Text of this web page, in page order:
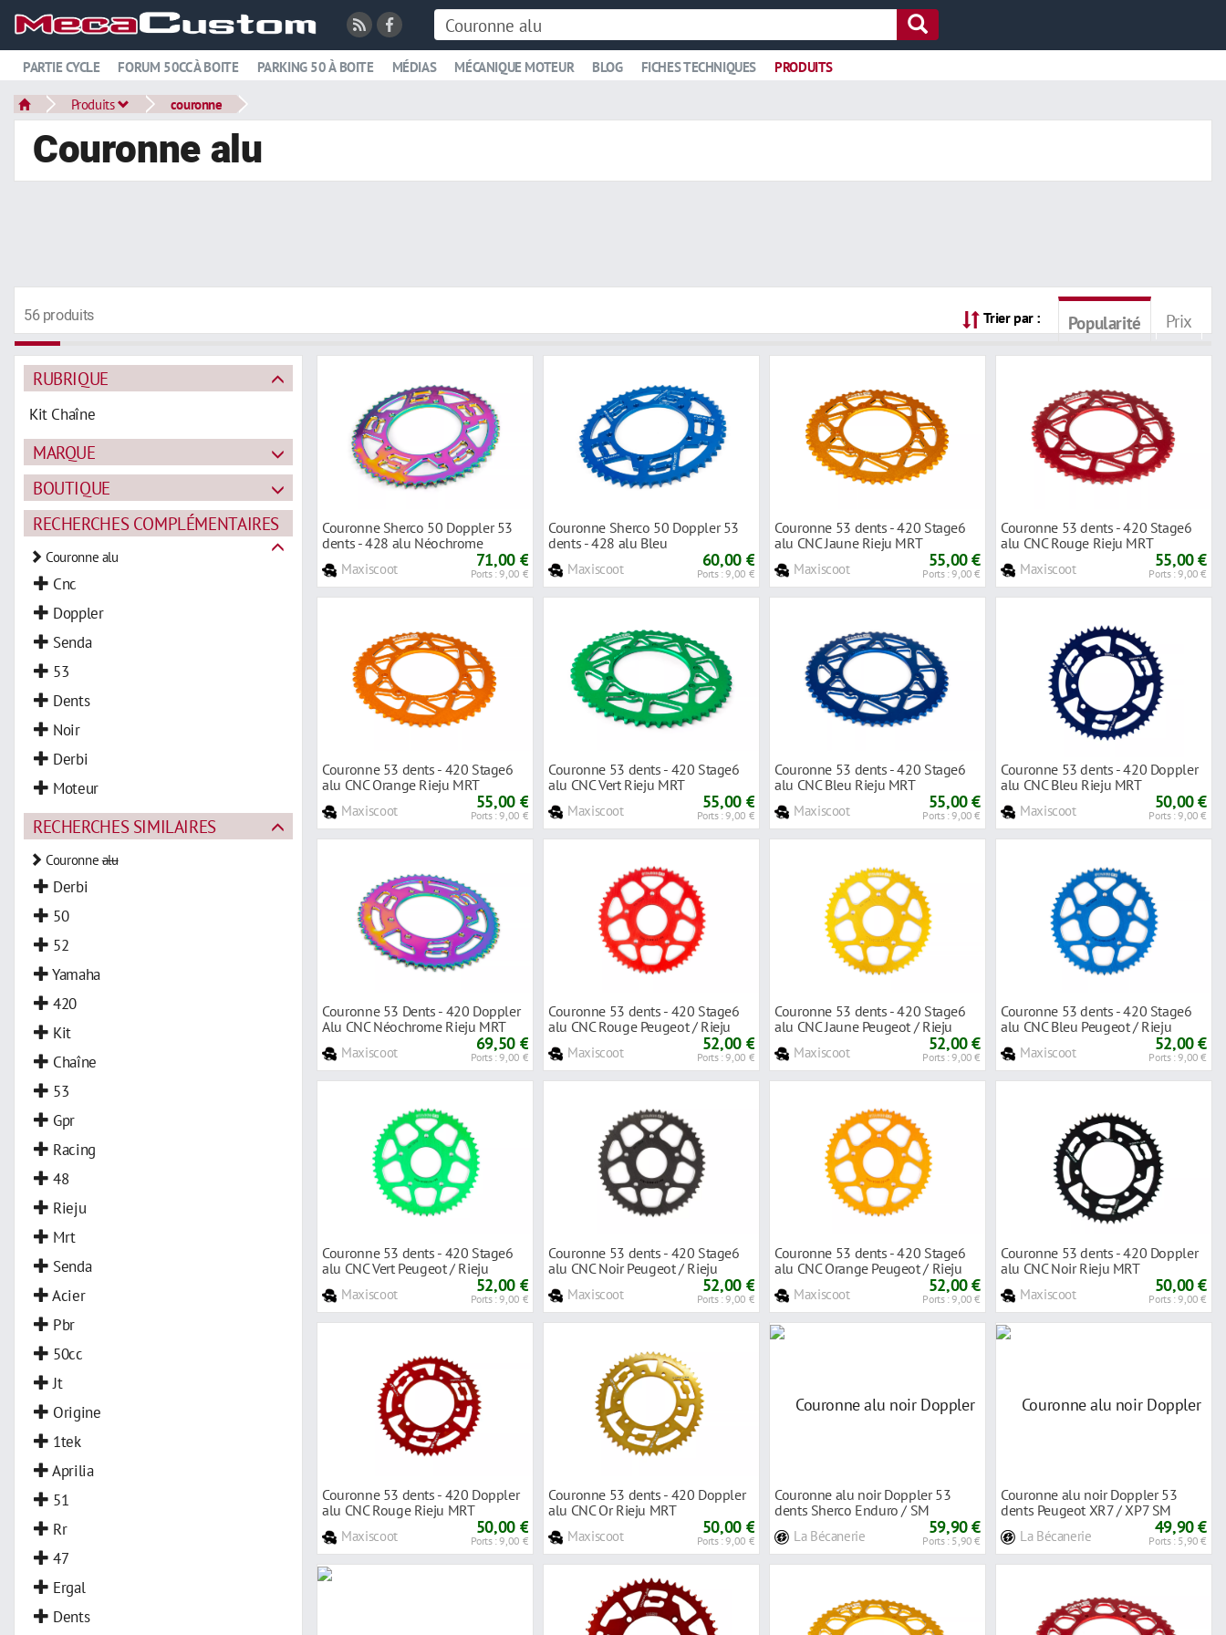
PARTIE CYCLE FORUM 50CC À BOITE PARKING 50 À BOITE MÉDIAS MÉCANIQUE MOTEUR BLOG FICHES TECHNIQUES PRODUITS
Produits couronne
Couronne alu
56 produits Trier par : Popularité Prix
RUBRIQUE
Kit Chaîne
MARQUE
BOUTIQUE
RECHERCHES COMPLÉMENTAIRES
Couronne alu
Cnc
Doppler
Senda
53
Dents
Noir
Derbi
Moteur
RECHERCHES SIMILAIRES
Couronnealu
Derbi
50
52
Yamaha
420
Kit
Chaîne
53
Gpr
Racing
48
Rieju
Mrt
Senda
Acier
Pbr
50cc
Jt
Origine
1tek
Aprilia
51
Rr
47
Ergal
Dents
Couronne Sherco 50 Doppler 53
dents - 428 alu Néochrome
Maxiscoot 71,00 €
Ports : 9,00 €
Couronne Sherco 50 Doppler 53
dents - 428 alu Bleu
Maxiscoot 60,00 €
Ports : 9,00 €
Couronne 53 dents - 420 Stage6
alu CNC Jaune Rieju MRT
Maxiscoot 55,00 €
Ports : 9,00 €
Couronne 53 dents - 420 Stage6
alu CNC Rouge Rieju MRT
Maxiscoot 55,00 €
Ports : 9,00 €
Couronne 53 dents - 420 Stage6
alu CNC Orange Rieju MRT
Maxiscoot 55,00 €
Ports : 9,00 €
Couronne 53 dents - 420 Stage6
alu CNC Vert Rieju MRT
Maxiscoot 55,00 €
Ports : 9,00 €
Couronne 53 dents - 420 Stage6
alu CNC Bleu Rieju MRT
Maxiscoot 55,00 €
Ports : 9,00 €
Couronne 53 dents - 420 Doppler
alu CNC Bleu Rieju MRT
Maxiscoot 50,00 €
Ports : 9,00 €
Couronne 53 Dents - 420 Doppler
Alu CNC Néochrome Rieju MRT
Maxiscoot 69,50 €
Ports : 9,00 €
Couronne 53 dents - 420 Stage6
alu CNC Rouge Peugeot / Rieju
Maxiscoot 52,00 €
Ports : 9,00 €
Couronne 53 dents - 420 Stage6
alu CNC Jaune Peugeot / Rieju
Maxiscoot 52,00 €
Ports : 9,00 €
Couronne 53 dents - 420 Stage6
alu CNC Bleu Peugeot / Rieju
Maxiscoot 52,00 €
Ports : 9,00 €
Couronne 53 dents - 420 Stage6
alu CNC Vert Peugeot / Rieju
Maxiscoot 52,00 €
Ports : 9,00 €
Couronne 53 dents - 420 Stage6
alu CNC Noir Peugeot / Rieju
Maxiscoot 52,00 €
Ports : 9,00 €
Couronne 53 dents - 420 Stage6
alu CNC Orange Peugeot / Rieju
Maxiscoot 52,00 €
Ports : 9,00 €
Couronne 53 dents - 420 Doppler
alu CNC Noir Rieju MRT
Maxiscoot 50,00 €
Ports : 9,00 €
Couronne 53 dents - 420 Doppler
alu CNC Rouge Rieju MRT
Maxiscoot 50,00 €
Ports : 9,00 €
Couronne 53 dents - 420 Doppler
alu CNC Or Rieju MRT
Maxiscoot 50,00 €
Ports : 9,00 €
Couronne alu noir Doppler 53
dents Sherco Enduro / SM
La Bécanerie 59,90 €
Ports : 5,90 €
Couronne alu noir Doppler 53
dents Peugeot XR7 / XP7 SM
La Bécanerie 49,90 €
Ports : 5,90 €